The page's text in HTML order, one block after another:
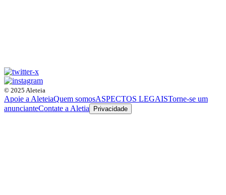
© 2025 Aleteia
Apoie a AleteiaQuem somosASPECTOS LEGAISTorne-se um
anuncianteContate a Aletia Privacidade